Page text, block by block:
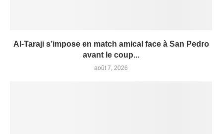
Al-Taraji s’impose en match amical face à San Pedro
avant le coup...
août 7, 2026